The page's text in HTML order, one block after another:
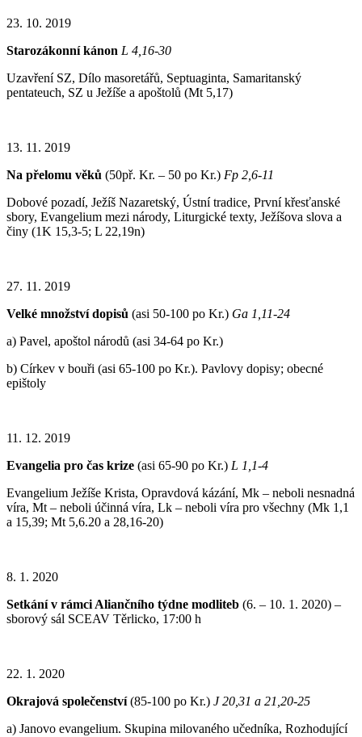
23. 10. 2019
Starozákonní kánon L 4,16-30
Uzavření SZ, Dílo masoretářů, Septuaginta, Samaritanský
pentateuch, SZ u Ježíše a apoštolů (Mt 5,17)
13. 11. 2019
Na přelomu věků (50př. Kr. – 50 po Kr.) Fp 2,6-11
Dobové pozadí, Ježíš Nazaretský, Ústní tradice, První křesťanské
sbory, Evangelium mezi národy, Liturgické texty, Ježíšova slova a
činy (1K 15,3-5; L 22,19n)
27. 11. 2019
Velké množství dopisů (asi 50-100 po Kr.) Ga 1,11-24
a) Pavel, apoštol národů (asi 34-64 po Kr.)
b) Církev v bouři (asi 65-100 po Kr.). Pavlovy dopisy; obecné
epištoly
11. 12. 2019
Evangelia pro čas krize (asi 65-90 po Kr.) L 1,1-4
Evangelium Ježíše Krista, Opravdová kázání, Mk – neboli nesnadná
víra, Mt – neboli účinná víra, Lk – neboli víra pro všechny (Mk 1,1
a 15,39; Mt 5,6.20 a 28,16-20)
8. 1. 2020
Setkání v rámci Aliančního týdne modliteb (6. – 10. 1. 2020) –
sborový sál SCEAV Těrlicko, 17:00 h
22. 1. 2020
Okrajová společenství(85-100 po Kr.) J 20,31 a 21,20-25
a) Janovo evangelium. Skupina milovaného učedníka, Rozhodující